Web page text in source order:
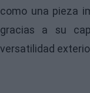
como una pieza
gracias a su
versatilidad